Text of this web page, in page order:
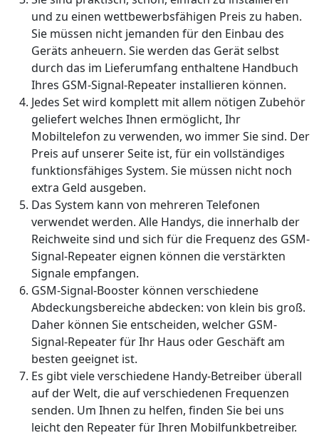
und zu einen wettbewerbsfähigen Preis zu haben.
Sie müssen nicht jemanden für den Einbau des
Geräts anheuern. Sie werden das Gerät selbst
durch das im Lieferumfang enthaltene Handbuch
Ihres GSM-Signal-Repeater installieren können.
Jedes Set wird komplett mit allem nötigen Zubehör
geliefert welches Ihnen ermöglicht, Ihr
Mobiltelefon zu verwenden, wo immer Sie sind. Der
Preis auf unserer Seite ist, für ein vollständiges
funktionsfähiges System. Sie müssen nicht noch
extra Geld ausgeben.
Das System kann von mehreren Telefonen
verwendet werden. Alle Handys, die innerhalb der
Reichweite sind und sich für die Frequenz des GSM-
Signal-Repeater eignen können die verstärkten
Signale empfangen.
GSM-Signal-Booster können verschiedene
Abdeckungsbereiche abdecken: von klein bis groß.
Daher können Sie entscheiden, welcher GSM-
Signal-Repeater für Ihr Haus oder Geschäft am
besten geeignet ist.
Es gibt viele verschiedene Handy-Betreiber überall
auf der Welt, die auf verschiedenen Frequenzen
senden. Um Ihnen zu helfen, finden Sie bei uns
leicht den Repeater für Ihren Mobilfunkbetreiber.